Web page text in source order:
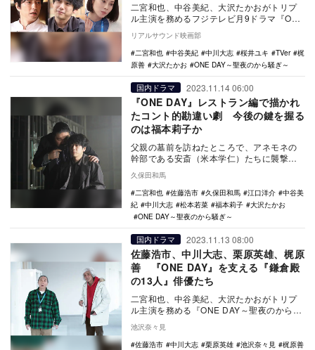
二宮和也、中谷美紀、大沢たかおがトリプ
ル主演を務めるフジテレビ月9ドラマ『ONE
DAY～聖夜のから騒ぎ～』のスピンオフド
ラマ『…
リアルサウンド映画部
二宮和也
中谷美紀 中川大志 桜井ユキ TVer
梶
原善
大沢たかお ONE DAY～聖夜のから騒ぎ～
国内ドラマ 2023.11.14 06:00
『ONE DAY』レストラン編で描かれ
たコント的勘違い劇 今後の鍵を握る
のは福本莉子か
父親の墓前を訪ねたところで、アネモネの
幹部である安斎（米本学仁）たちに襲撃さ
その頃、誠司に…
久保田和馬
二宮和也
佐藤浩市 久保田和馬 江口洋介
中谷美
紀
中川大志 松本若菜 福本莉子
大沢たかお
ONE DAY～聖夜のから騒ぎ～
国内ドラマ 2023.11.13 08:00
佐藤浩市、中川大志、栗原英雄、梶原
善 『ONE DAY』を支える『鎌倉殿
の13人』俳優たち
二宮和也、中谷美紀、大沢たかおがトリプ
ル主演を務める『ONE DAY～聖夜のから騒
物語が…
池沢奈々見
佐藤浩市
中川大志 栗原英雄 池沢奈々見
梶原善